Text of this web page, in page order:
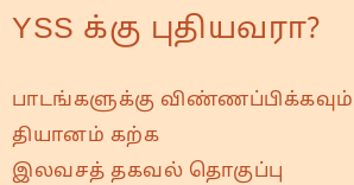
YSS க்கு புதியவரா?
பாடங்களுக்கு விண்ணப்பிக்கவும்
தியானம் கற்க
இலவசத் தகவல் தொகுப்பு